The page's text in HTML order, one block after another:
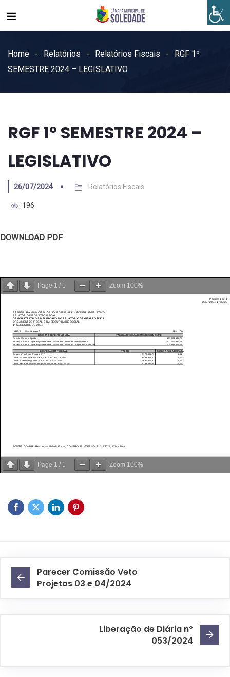
Home Relatórios Relatórios Fiscais
RGF 1º
SEMESTRE 2024 – LEGISLATIVO
RGF 1º SEMESTRE 2024 –
LEGISLATIVO
26/07/2024 Relatórios Fiscais
196
DOWNLOAD PDF
Page 1 / 1 Zoom 100%
Page 1 / 1 Zoom 100%
Parecer Comissão Veto
Projetos 03 e 04/2024
Liberação de Diária nº
053/2024